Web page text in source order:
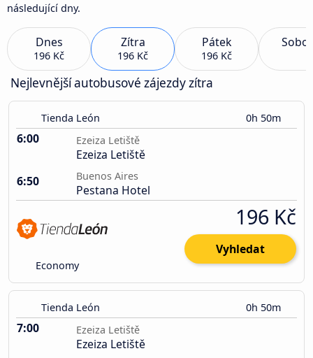
následující dny.
Dnes
196 Kč
Zítra
196 Kč
Pátek
196 Kč
Nejlevnější autobusové zájezdy zítra
Tienda León 0h 50m
6:00 Ezeiza Letiště
Ezeiza Letiště
6:50
Buenos Aires
Pestana Hotel
Economy
196 Kč
Vyhledat
Tienda León 0h 50m
7:00 Ezeiza Letiště
Ezeiza Letiště